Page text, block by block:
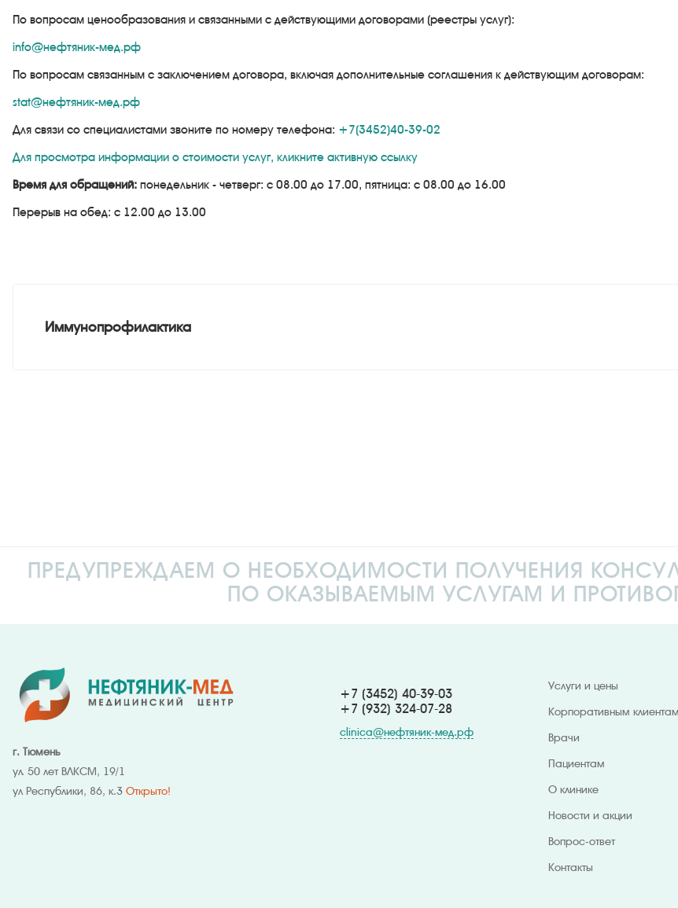
По вопросам ценообразования и связанными с действующими договорами (реестры услуг):
info@нефтяник-мед.рф
По вопросам связанным с заключением договора, включая дополнительные соглашения к действующим договорам:
stat@нефтяник-мед.рф
Для связи со специалистами звоните по номеру телефона: +7(3452)40-39-02
Для просмотра информации о стоимости услуг, кликните активную ссылку
Время для обращений: понедельник - четверг: с 08.00 до 17.00, пятница: с 08.00 до 16.00
Перерыв на обед: с 12.00 до 13.00
Иммунопрофилактика
ПРЕДУПРЕЖДАЕМ О НЕОБХОДИМОСТИ ПОЛУЧЕНИЯ
ПО ОКАЗЫВАЕМЫМ УСЛУГАМ И
г. Тюмень
ул. 50 лет ВЛКСМ, 19/1
ул Республики, 86, к.3 Открыто!
+7 (3452) 40-39-03
+7 (932) 324-07-28
clinica@нефтяник-мед.рф
Услуги и цены
Корпоративным клиентам
Врачи
Пациентам
О клинике
Новости и акции
Вопрос-ответ
Контакты